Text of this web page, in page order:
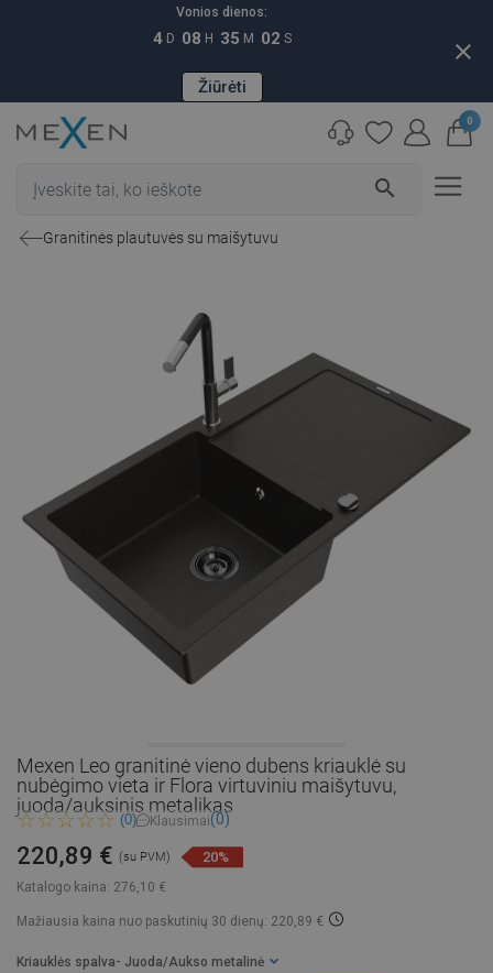
Vonios dienos:
4 D 08 H 35 M 01 S
Žiūrėti
close
search
0
Granitinės plautuvės su maišytuvu
Mexen Leo granitinė vieno dubens kriauklė su
nubėgimo vieta ir Flora virtuviniu maišytuvu,
juoda/auksinis metalikas
(0) Klausimai(0)
Katalogo kaina: 276,10 €
220,89 € (su PVM) 20%
Mažiausia kaina nuo paskutinių 30 dienų: 220,89 €
Kriauklės spalva - Juoda/Aukso metalinė